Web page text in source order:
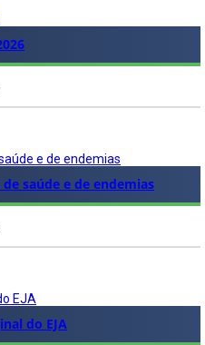
e de endemias
saúde e de endemias
EJA
do EJA